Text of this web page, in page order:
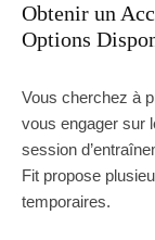
Obtenir un
Options
Vous cherchez à
vous engager sur
session
Fit propose
temporaires.